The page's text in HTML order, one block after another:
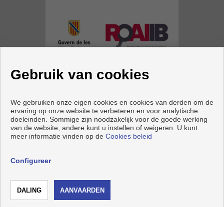
VOLG ONS
Gebruik van cookies
We gebruiken onze eigen cookies en cookies van derden om de
ervaring op onze website te verbeteren en voor analytische
doeleinden. Sommige zijn noodzakelijk voor de goede werking
van de website, andere kunt u instellen of weigeren. U kunt
meer informatie vinden op de Cookies beleid
Configureer